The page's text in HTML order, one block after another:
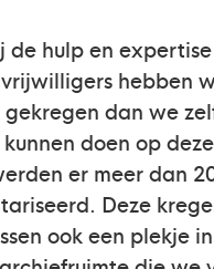
de hulp en
hebben
dan we
doen op
er meer dan
Deze
ook een plekje